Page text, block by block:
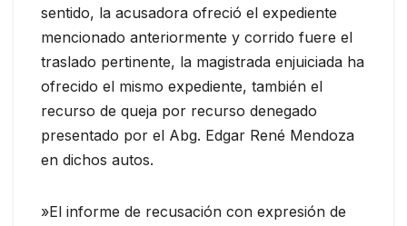
sentido, la acusadora ofreció el expediente
mencionado anteriormente y corrido fuere el
traslado pertinente, la magistrada enjuiciada ha
ofrecido el mismo expediente, también el
recurso de queja por recurso denegado
presentado por el Abg. Edgar René Mendoza
en dichos autos.
»El informe de recusación con expresión de